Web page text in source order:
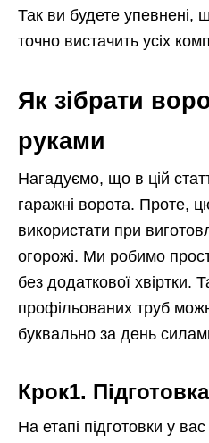
Так ви будете упевнені,
точно вистачить усіх
Як зібрати
руками
Нагадуємо, що в цій
гаражні ворота. Проте,
використати при
огорожі. Ми робимо
без додаткової хвіртки.
профільованих труб
буквально за день
Крок1. Підготовка
На етапі підготовки у